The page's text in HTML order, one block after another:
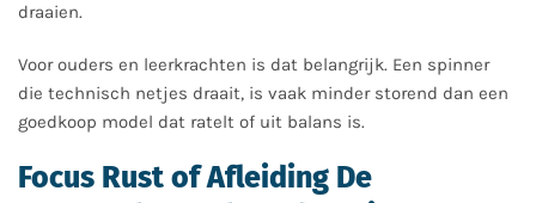
draaien.
Voor ouders en leerkrachten is dat belangrijk. Een spinner
die technisch netjes draait, is vaak minder storend dan een
goedkoop model dat ratelt of uit balans is.
Focus Rust of Afleiding De